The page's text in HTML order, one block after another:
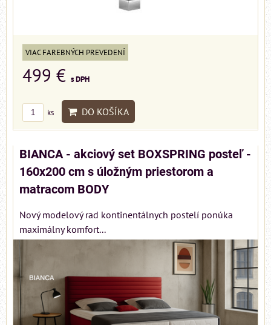
VIAC FAREBNÝCH PREVEDENÍ
499 € s DPH
ks DO KOŠÍKA
BIANCA - akciový set BOXSPRING posteľ -
160x200 cm s úložným priestorom a
matracom BODY
Nový modelový rad kontinentálnych postelí ponúka
maximálny komfort...